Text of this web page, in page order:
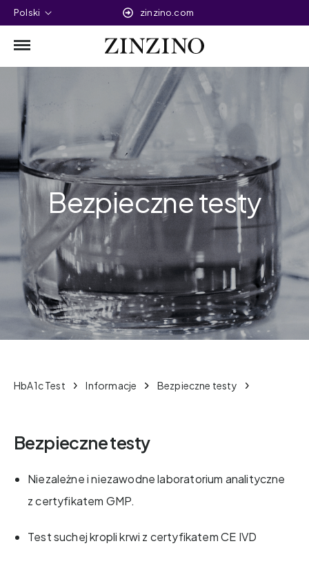
Polski zinzino.com
Bezpieczne testy
HbA1c Test Informacje Bezpieczne testy
Bezpieczne testy
Niezależne i niezawodne laboratorium analityczne
z certyfikatem GMP.
Test suchej kropli krwi z certyfikatem CE IVD